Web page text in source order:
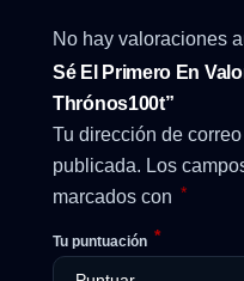
No hay valoraciones
Sé El Primero En
Thrónos100t”
Tu dirección de
publicada. Los
marcados con *
Tu puntuación *